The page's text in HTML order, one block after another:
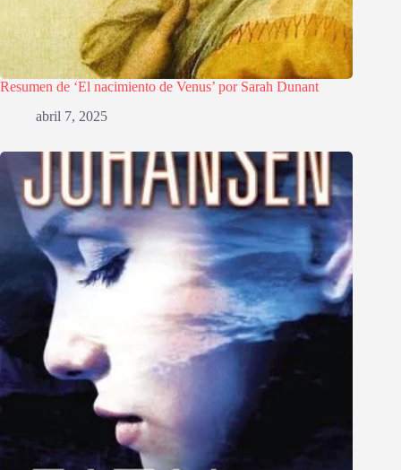
Resumen de ‘El nacimiento de Venus’ por Sarah Dunant
abril 7, 2025